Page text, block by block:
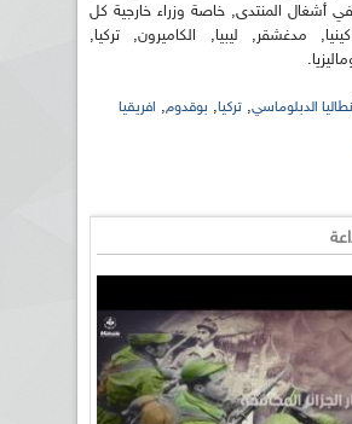
أشغال المنتدى, خاصة وزراء خارجية كل
مدغشقر, ليبيا, الكاميرون, تركيا,
الدبلوماسي, تركيا, بوقدوم, افريقيا